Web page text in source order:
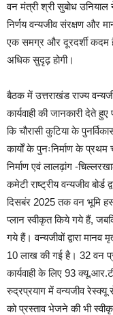
वन मंत्री श्री सुबोध उनियाल
निर्णय वन्यजीव संरक्षण और
एक समग्र और दूरदर्शी कदम
अधिक सुदृढ़ होगी।
बैठक में उत्तराखंड राज्य
कार्यवाही की जानकारी देते
कि चौरासी कुटिया के
कार्यों के पुनःनिर्माण के
निर्माण एवं लालढ़ांग -
कमेटी राष्ट्रीय वन्यजीव
दिसबंर 2025 तक वन भूमि
प्लान स्वीकृत किये गये हैं,
गये हैं। वन्यजीवों द्वारा
10 लाख की गई है। 32 वन
कार्यवाही के लिए 93
रुद्रप्रयाग में वन्यजीव रेस्क्यू
को प्रस्ताव भेजने की भी